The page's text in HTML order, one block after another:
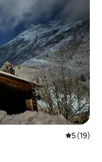
คะแนนเฉลี่
5 (19)